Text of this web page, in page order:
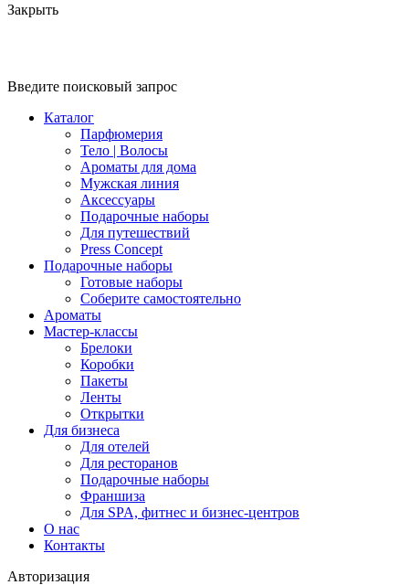
Закрыть
Введите поисковый запрос
Каталог
Парфюмерия
Тело | Волосы
Ароматы для дома
Мужская линия
Аксессуары
Подарочные наборы
Для путешествий
Press Concept
Подарочные наборы
Готовые наборы
Соберите самостоятельно
Ароматы
Мастер-классы
Брелоки
Коробки
Пакеты
Ленты
Открытки
Для бизнеса
Для отелей
Для ресторанов
Подарочные наборы
Франшиза
Для SPA, фитнес и бизнес-центров
О нас
Контакты
Авторизация